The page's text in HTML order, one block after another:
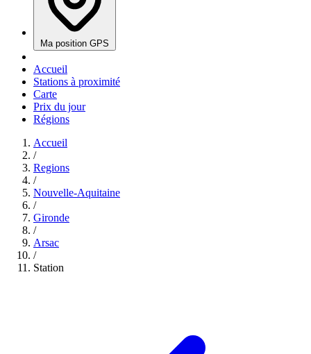
Ma position GPS
Accueil
Stations à proximité
Carte
Prix du jour
Régions
Accueil
/
Regions
/
Nouvelle-Aquitaine
/
Gironde
/
Arsac
/
Station